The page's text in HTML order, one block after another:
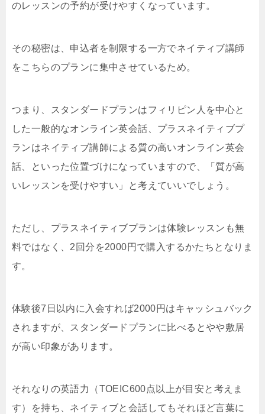
のレッスンの予約が受けやすくなっています。
その秘密は、申込者を制限する一方でネイティブ講師
をこちらのプランに集中させているため。
つまり、スタンダードプランはフィリピン人を中心と
した一般的なオンライン英会話、プラスネイティブプ
ランはネイティブ講師による質の高いオンライン英会
話、といった位置づけになっていますので、「質が高
いレッスンを受けやすい」と考えていいでしょう。
ただし、プラスネイティブプランは体験レッスンも無
料ではなく、2回分を2000円で購入するかたちとなりま
す。
体験後7日以内に入会すれば2000円はキャッシュバック
されますが、スタンダードプランに比べるとやや敷居
が高い印象があります。
それなりの英語力（TOEIC600点以上が目安と考えま
す）を持ち、ネイティブと会話してもそれほど言葉に